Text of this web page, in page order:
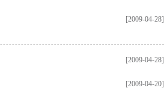
[2009-04-28]
[2009-04-28]
[2009-04-20]